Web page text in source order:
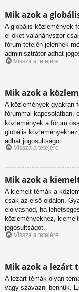
Mik azok a
A globális közlemények
el őket valahányszor
fórum tetején jelennek
adminisztrátor adhat
Vissza a tetejére
Mik azok a
A közlemények gyakran
fórummal kapcsolatban,
közlemények a fórum
globális
adhat jogosultságot.
Vissza a tetejére
Mik azok a
A kiemelt témák a
csak az első oldalon.
elolvasnod, ha
közleményekhez,
jogosultságot.
Vissza a tetejére
Mik azok a lezárt
A lezárt témák olyan
vagy szavazni bennük.